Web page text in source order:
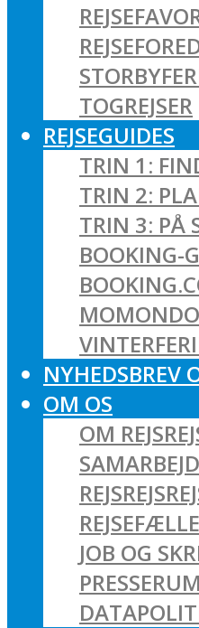
TOGREJSER
REJSEGUIDES
TRIN 1:
TRIN 2:
TRIN 3: PÅ
BOOKING-
NYHEDSBREV
OM OS
OM
JOB OG